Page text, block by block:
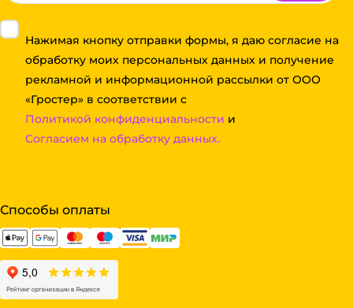
Нажимая кнопку отправки формы, я даю согласие на
обработку моих персональных данных и получение
рекламной и информационной рассылки от ООО
«Гростер» в соответствии с
Политикой конфиденциальности и
Согласием на обработку данных.
Способы оплаты